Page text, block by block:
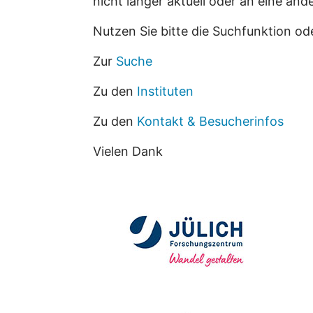
Nutzen Sie bitte die Suchfunktion
Zur Suche
Zu den Instituten
Zu den Kontakt & Besucherinfos
Vielen Dank